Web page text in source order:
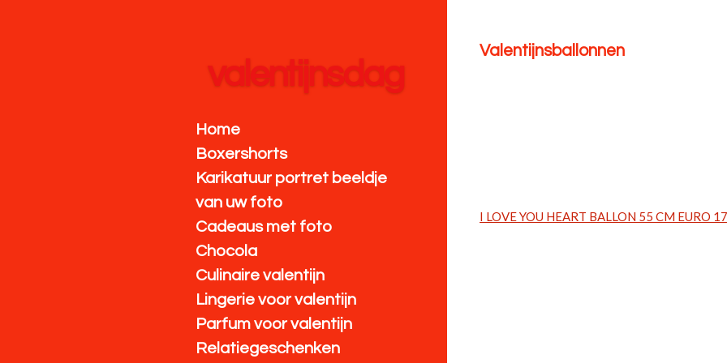
Valentijnsballonnen
I LOVE YOU HEART BALLON 55 CM EURO
valentijnsdag
Home
Boxershorts
Karikatuur portret beeldje
van uw foto
Cadeaus met foto
Chocola
Culinaire valentijn
Lingerie voor valentijn
Parfum voor valentijn
Relatiegeschenken